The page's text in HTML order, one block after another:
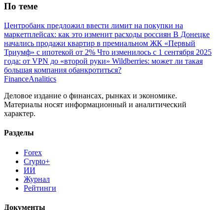
По теме
Центробанк предложил ввести лимит на покупки на
маркетплейсах: как это изменит расходы россиян В Донецке
начались продажи квартир в премиальном ЖК «Первый
Триумф» с ипотекой от 2% Что изменилось с 1 сентября 2025
года: от VPN до «второй руки» Wildberries: может ли такая
большая компания обанкротиться?
FinanceAnalitics
Деловое издание о финансах, рынках и экономике.
Материалы носят информационный и аналитический
характер.
Разделы
Forex
Crypto+
ИИ
Журнал
Рейтинги
Документы